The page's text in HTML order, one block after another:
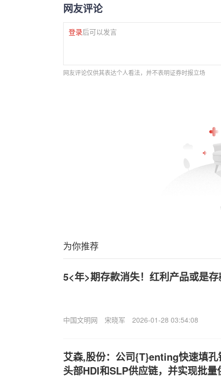
网友评论
登录后可以发言
网友评论仅供其表达个人看法，并不表明证券时报立场
为你推荐
5<年>期存款消失！红利产品或是
中国文明网 宋晓军 2026-01-28 03:54:08
艾森,股份：公司{T}enting快速填
头部HDI和SLP供应链，并实现批量